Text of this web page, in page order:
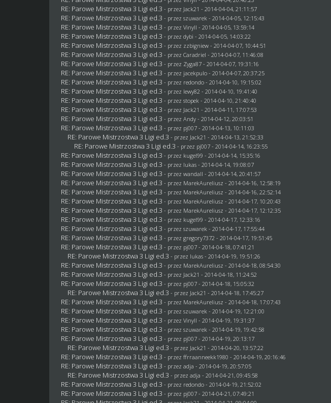
RE: Parowe Mistrzostwa 3 Ligi ed.3 - przez Jack21 - 2014-04-04, 21:11:57
RE: Parowe Mistrzostwa 3 Ligi ed.3 - przezszuwarek - 2014-04-05, 12:15:43
RE: Parowe Mistrzostwa 3 Ligi ed.3 - przez Vinyll - 2014-04-05, 13:59:14
RE: Parowe Mistrzostwa 3 Ligi ed.3 - przezdybi - 2014-04-05, 14:03:22
RE: Parowe Mistrzostwa 3 Ligi ed.3 - przez zzbigniew - 2014-04-07, 10:44:51
RE: Parowe Mistrzostwa 3 Ligi ed.3 - przezCaradriel - 2014-04-07, 11:46:08
RE: Parowe Mistrzostwa 3 Ligi ed.3 - przez Zyga87 - 2014-04-07, 19:31:16
RE: Parowe Mistrzostwa 3 Ligi ed.3 - przez jacekpulo - 2014-04-07, 20:37:25
RE: Parowe Mistrzostwa 3 Ligi ed.3 - przez redondo - 2014-04-10, 19:15:02
RE: Parowe Mistrzostwa 3 Ligi ed.3 - przez lewy82 - 2014-04-10, 19:41:40
RE: Parowe Mistrzostwa 3 Ligi ed.3 - przezstopek - 2014-04-10, 21:40:40
RE: Parowe Mistrzostwa 3 Ligi ed.3 - przez Jack21 - 2014-04-11, 17:07:53
RE: Parowe Mistrzostwa 3 Ligi ed.3 - przez Andy - 2014-04-12, 20:03:51
RE: Parowe Mistrzostwa 3 Ligi ed.3 - przez pj007 - 2014-04-13, 10:11:03
RE: Parowe Mistrzostwa 3 Ligi ed.3 - przez Jack21 - 2014-04-13, 21:52:33
RE: Parowe Mistrzostwa 3 Ligi ed.3 - przez pj007 - 2014-04-14, 16:23:55
RE: Parowe Mistrzostwa 3 Ligi ed.3 - przez kugel99 - 2014-04-14, 15:35:16
RE: Parowe Mistrzostwa 3 Ligi ed.3 - przez lukas - 2014-04-14, 19:08:07
RE: Parowe Mistrzostwa 3 Ligi ed.3 - przezwandall - 2014-04-14, 20:41:57
RE: Parowe Mistrzostwa 3 Ligi ed.3 - przez MarekAureliusz - 2014-04-16, 12:58:19
RE: Parowe Mistrzostwa 3 Ligi ed.3 - przez MarekAureliusz - 2014-04-16, 22:52:14
RE: Parowe Mistrzostwa 3 Ligi ed.3 - przez MarekAureliusz - 2014-04-17, 10:20:43
RE: Parowe Mistrzostwa 3 Ligi ed.3 - przez MarekAureliusz - 2014-04-17, 12:12:35
RE: Parowe Mistrzostwa 3 Ligi ed.3 - przez kugel99 - 2014-04-17, 12:33:16
RE: Parowe Mistrzostwa 3 Ligi ed.3 - przezszuwarek - 2014-04-17, 17:55:44
RE: Parowe Mistrzostwa 3 Ligi ed.3 - przezgregory7372 - 2014-04-17, 19:51:45
RE: Parowe Mistrzostwa 3 Ligi ed.3 - przez pj007 - 2014-04-18, 07:41:21
RE: Parowe Mistrzostwa 3 Ligi ed.3 - przez lukas - 2014-04-19, 19:51:26
RE: Parowe Mistrzostwa 3 Ligi ed.3 - przez MarekAureliusz - 2014-04-18, 08:54:30
RE: Parowe Mistrzostwa 3 Ligi ed.3 - przez Jack21 - 2014-04-18, 11:24:52
RE: Parowe Mistrzostwa 3 Ligi ed.3 - przez pj007 - 2014-04-18, 15:05:32
RE: Parowe Mistrzostwa 3 Ligi ed.3 - przez Jack21 - 2014-04-18, 17:45:27
RE: Parowe Mistrzostwa 3 Ligi ed.3 - przez MarekAureliusz - 2014-04-18, 17:07:43
RE: Parowe Mistrzostwa 3 Ligi ed.3 - przezszuwarek - 2014-04-19, 12:21:00
RE: Parowe Mistrzostwa 3 Ligi ed.3 - przez Vinyll - 2014-04-19, 19:31:37
RE: Parowe Mistrzostwa 3 Ligi ed.3 - przezszuwarek - 2014-04-19, 19:42:58
RE: Parowe Mistrzostwa 3 Ligi ed.3 - przez pj007 - 2014-04-19, 20:13:17
RE: Parowe Mistrzostwa 3 Ligi ed.3 - przez Jack21 - 2014-04-20, 13:57:22
RE: Parowe Mistrzostwa 3 Ligi ed.3 - przez ffrraanneekk1980 - 2014-04-19, 20:16:46
RE: Parowe Mistrzostwa 3 Ligi ed.3 - przez adja - 2014-04-19, 20:57:05
RE: Parowe Mistrzostwa 3 Ligi ed.3 - przez adja - 2014-04-21, 09:45:58
RE: Parowe Mistrzostwa 3 Ligi ed.3 - przez redondo - 2014-04-19, 21:52:02
RE: Parowe Mistrzostwa 3 Ligi ed.3 - przez pj007 - 2014-04-21, 07:49:21